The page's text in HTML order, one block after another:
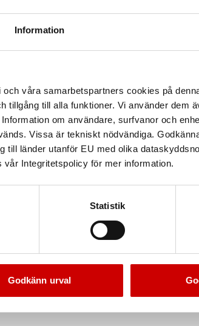
Information
våra samarbetspartners cookies på
tillgång till alla funktioner. Vi använder dem
om användare, surfvanor och
Vissa är tekniskt nödvändiga.
till länder utanför EU med olika
Integritetspolicy för mer information.
Statistik
Godkänn urval
Punktsvetsborr HSS